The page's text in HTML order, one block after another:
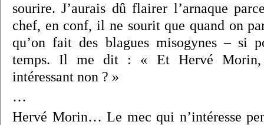
sourire. J’aurais dû flairer l’arnaque
chef, en conf, il ne sourit que quand on
qu’on fait des blagues misogynes – si
temps. Il me dit : « Et Hervé Morin,
intéressant non ? »
…
Hervé Morin… Le mec qui n’intéresse